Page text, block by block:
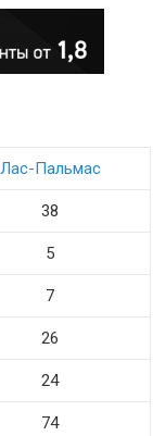
Лас-Пальмас
38
5
7
26
24
74